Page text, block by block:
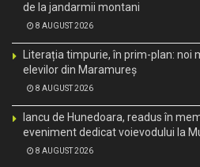
de la jandarmii montani
8 AUGUST 2026
Literația timpurie, în prim-plan: noi
elevilor din Maramureș
8 AUGUST 2026
Iancu de Hunedoara, readus în
eveniment dedicat voievodului la
8 AUGUST 2026